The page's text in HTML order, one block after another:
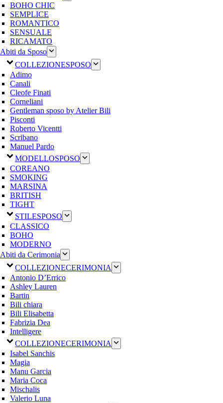
BOHO CHIC
SEMPLICE
ROMANTICO
SENSUALE
RICAMATO
Abiti da Sposo
COLLEZIONESPOSO
Adimo
Canali
Cleofe Finati
Corneliani
Gentleman sposo by Atelier Bili
Pisconti
Roberto Vicentti
Scribano
Manuel Pardo
MODELLOSPOSO
COREANO
SMOKING
MARSINA
BRITISH
TIGHT
STILESPOSO
CLASSICO
BOHO
MODERNO
Abiti da Cerimonia
COLLEZIONECERIMONIA
Antonio D’Errico
Ashley Lauren
Bartin
Bili chiara
Bili Elisabetta
Fabrizia Dea
Intelligere
COLLEZIONECERIMONIA
Isabel Sanchis
Magia
Manu Garcia
Maria Coca
Mischalis
Valerio Luna